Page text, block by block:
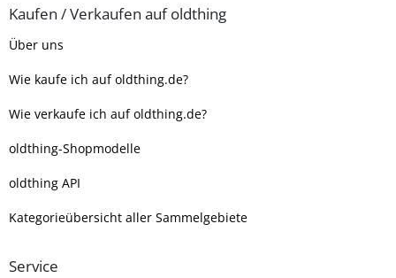
Kaufen / Verkaufen auf oldthing
Über uns
Wie kaufe ich auf oldthing.de?
Wie verkaufe ich auf oldthing.de?
oldthing-Shopmodelle
oldthing API
Kategorieübersicht aller Sammelgebiete
Service